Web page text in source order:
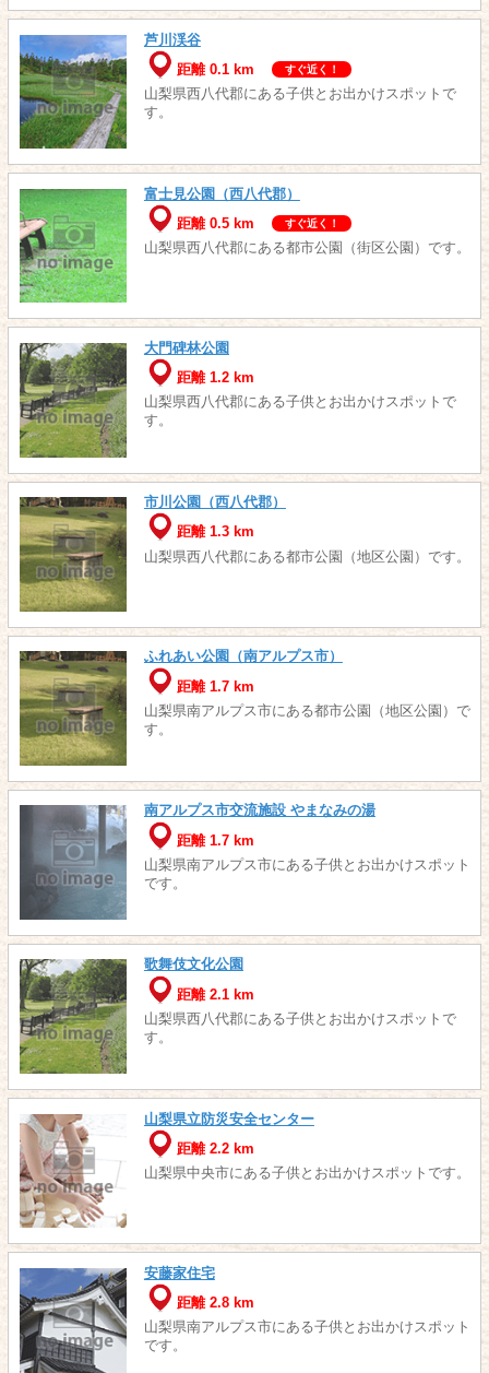
芦川渓谷
距離 0.1 km
すぐ近く！
山梨県西八代郡にある子供とお出かけスポットで
す。
富士見公園（西八代郡）
距離 0.5 km
すぐ近く！
山梨県西八代郡にある都市公園（街区公園）です。
大門碑林公園
距離 1.2 km
山梨県西八代郡にある子供とお出かけスポットで
す。
市川公園（西八代郡）
距離 1.3 km
山梨県西八代郡にある都市公園（地区公園）です。
ふれあい公園（南アルプス市）
距離 1.7 km
山梨県南アルプス市にある都市公園（地区公園）で
す。
南アルプス市交流施設 やまなみの湯
距離 1.7 km
山梨県南アルプス市にある子供とお出かけスポット
です。
歌舞伎文化公園
距離 2.1 km
山梨県西八代郡にある子供とお出かけスポットで
す。
山梨県立防災安全センター
距離 2.2 km
山梨県中央市にある子供とお出かけスポットです。
安藤家住宅
距離 2.8 km
山梨県南アルプス市にある子供とお出かけスポット
です。